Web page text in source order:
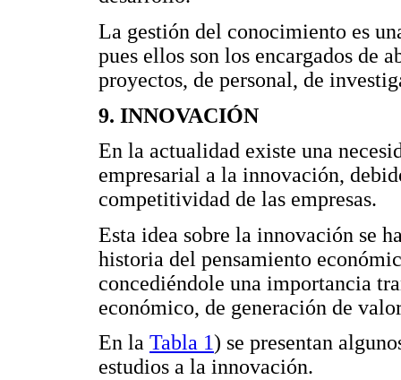
La gestión del conocimiento es
pues ellos son los encargados de
proyectos, de personal, de
9. INNOVACIÓN
En la actualidad existe una
empresarial a la innovación,
competitividad de las empresas.
Esta idea sobre la innovación se
historia del pensamiento
concediéndole una importancia
económico, de generación de
En la Tabla 1) se presentan
estudios a la innovación.